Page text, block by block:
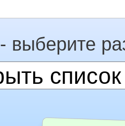
- выберите